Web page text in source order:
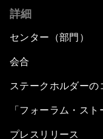
詳細
センター（部門）
会合
ステークホルダーの
「フォーラム・スト
プレスリリース